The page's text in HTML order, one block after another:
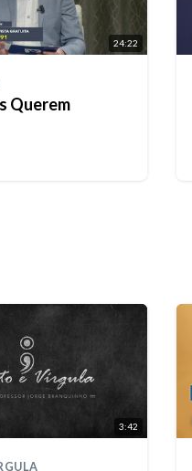
24:22
Querem
3:42